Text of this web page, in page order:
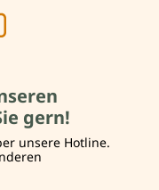
gern!
unsere Hotline.